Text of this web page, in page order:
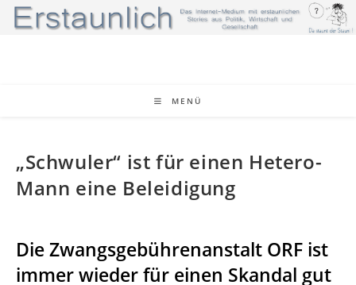
Zum
Inhalt
MENÜ
„Schwuler“ ist für einen Hetero-
Mann eine Beleidigung
Die Zwangsgebührenanstalt ORF ist
immer wieder für einen Skandal gut